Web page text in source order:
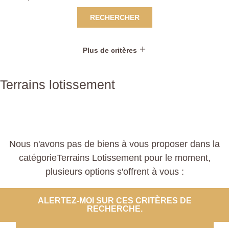
RECHERCHER
Plus de critères
Terrains lotissement
Nous n'avons pas de biens à vous proposer dans la
catégorieTerrains Lotissement pour le moment,
plusieurs options s'offrent à vous :
ALERTEZ-MOI SUR CES CRITÈRES DE
RECHERCHE.